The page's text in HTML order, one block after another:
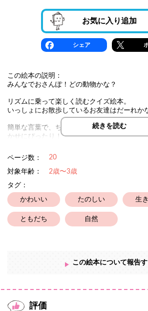
お気に入り追加
シェア
この絵本の説明：
みんなでおさんぽ！どの動物かな？
リズムに乗って楽しく読むクイズ絵本。
いっしょにお散歩しているお友達はだーれか
簡単な言葉で、ちいさな子どもも楽しめる。
かせにぴったり！
みんなで一緒に楽しいおさんぽをしよう！
続きを読む
ページ数： 20
対象年齢：
2歳〜3歳
タグ：
かわいい たのしい 生
ともだち 自然
この絵本について報告
評価